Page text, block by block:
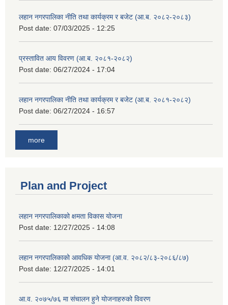
लहान नगरपालिका नीति तथा कार्यक्रम र बजेट (आ.ब. २०८२-२०८३)
Post date: 07/03/2025 - 12:25
प्रस्तावित आय विवरण (आ.ब. २०८१-२०८२)
Post date: 06/27/2024 - 17:04
लहान नगरपालिका नीति तथा कार्यक्रम र बजेट (आ.ब. २०८१-२०८२)
Post date: 06/27/2024 - 16:57
more
Plan and Project
लहान नगरपालिकाको क्षमता विकास योजना
Post date: 12/27/2025 - 14:08
लहान नगरपालिकाको आवधिक योजना (आ.व. २०८२/८३-२०८६/८७)
Post date: 12/27/2025 - 14:01
आ.व. २०७५/७६ मा संचालन हुने योजनाहरुको विवरण